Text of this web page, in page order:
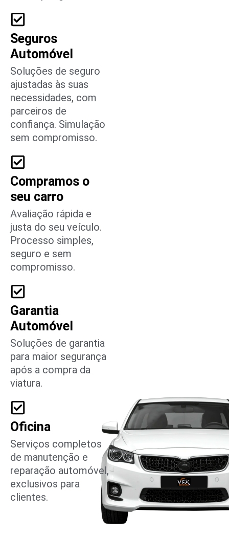
Seguros
Automóvel
Soluções de seguro
ajustadas às suas
necessidades, com
parceiros de
confiança. Simulação
sem compromisso.
Compramos o
seu carro
Avaliação rápida e
justa do seu veículo.
Processo simples,
seguro e sem
compromisso.
Garantia
Automóvel
Soluções de garantia
para maior segurança
após a compra da
viatura.
Oficina
Serviços completos
de manutenção e
reparação automóvel,
exclusivos para
clientes.